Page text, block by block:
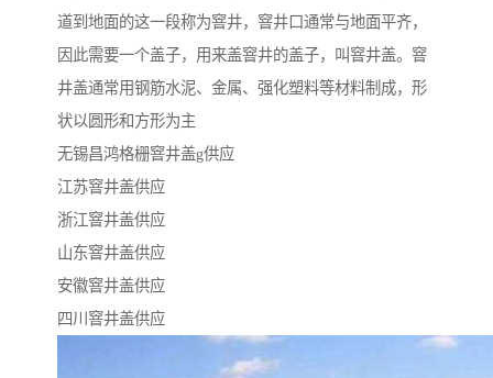
道到地面的这一段称为窨井，窨井口通常与地面平齐，
因此需要一个盖子，用来盖窨井的盖子，叫窨井盖。窨
井盖通常用钢筋水泥、金属、强化塑料等材料制成，形
状以圆形和方形为主
无锡昌鸿格栅窨井盖g供应
江苏窨井盖供应
浙江窨井盖供应
山东窨井盖供应
安徽窨井盖供应
四川窨井盖供应